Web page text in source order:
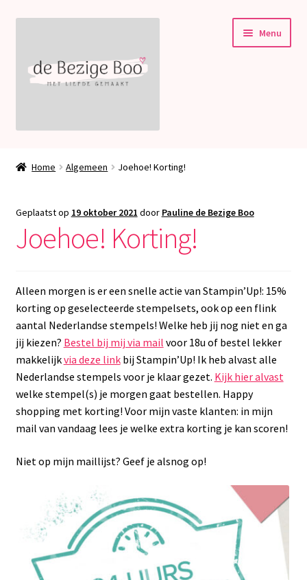
navigatie
inhoud
Menu
Blog
Home Algemeen Joehoe! Korting!
Geplaatst op 19 oktober 2021 door Pauline de Bezige Boo
Joehoe! Korting!
Alleen morgen is er een snelle actie van Stampin’Up!: 15%
korting op geselecteerde stempelsets, ook op een flink
aantal Nederlandse stempels! Welke heb jij nog niet en ga
jij kiezen? Bestel bij mij via mail voor 18u of bestel lekker
makkelijkvia deze linkbij Stampin’Up! Ik heb alvast alle
Nederlandse stempels voor je klaar gezet. Kijk hier alvast
welke stempel(s) je morgen gaat bestellen. Happy
shopping met korting! Voor mijn vaste klanten: in mijn
mail van vandaag lees je welke extra korting je kan scoren!
Niet op mijn maillijst? Geef je alsnog op!